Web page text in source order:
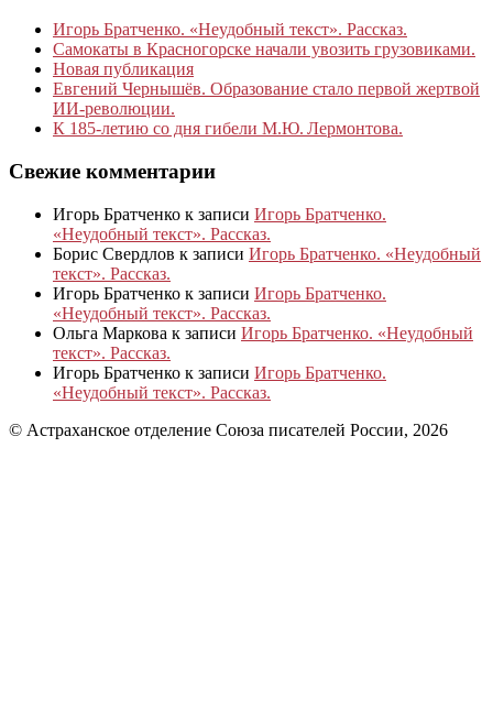
Игорь Братченко. «Неудобный текст». Рассказ.
Самокаты в Красногорске начали увозить грузовиками.
Новая публикация
Евгений Чернышёв. Образование стало первой жертвой
ИИ-революции.
К 185‑летию со дня гибели М.Ю. Лермонтова.
Свежие комментарии
Игорь Братченко к записи Игорь Братченко.
«Неудобный текст». Рассказ.
Борис Свердлов к записи Игорь Братченко. «Неудобный
текст». Рассказ.
Игорь Братченко к записи Игорь Братченко.
«Неудобный текст». Рассказ.
Ольга Маркова к записи Игорь Братченко. «Неудобный
текст». Рассказ.
Игорь Братченко к записи Игорь Братченко.
«Неудобный текст». Рассказ.
© Астраханское отделение Союза писателей России, 2026